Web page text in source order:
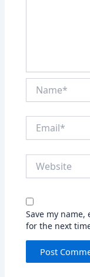
Save my
for the next